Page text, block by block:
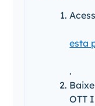
esta
.
OTT